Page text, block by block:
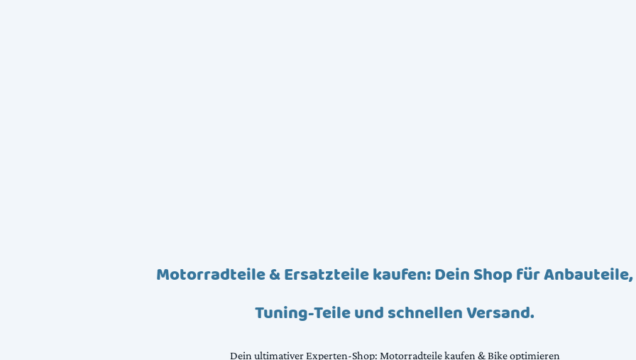
Motorradteile & Ersatzteile kaufen: Dein Shop für Anbauteile,
Tuning-Teile und schnellen Versand.
Dein ultimativer Experten-Shop: Motorradteile kaufen & Bike optimieren